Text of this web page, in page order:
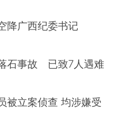
降广西纪委书记
石事故 已致7人遇难
被立案侦查 均涉嫌受